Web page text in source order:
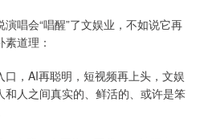
唱会“唱醒”了文娱业，不如说它再
道理：
，AI再聪明，短视频再上头，文娱
人之间真实的、鲜活的、或许是笨